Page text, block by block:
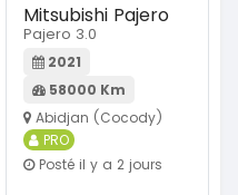
Mitsubishi Pajero
Pajero 3.0
2021
58000 Km
Abidjan (Cocody)
PRO
Posté il y a 2 jours